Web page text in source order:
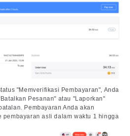
"Memverifikasi Pembayaran", Anda
Pesanan" atau "Laporkan"
Pembayaran Anda akan
pembayaran asli dalam waktu 1 hingga